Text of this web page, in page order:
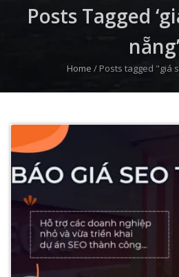
Posts Tagged
nẵng’
Home / Posts tagged "giá